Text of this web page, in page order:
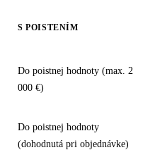
S POISTENÍM
Do poistnej hodnoty (max. 2
000 €)
Do poistnej hodnoty
(dohodnutá pri objednávke)